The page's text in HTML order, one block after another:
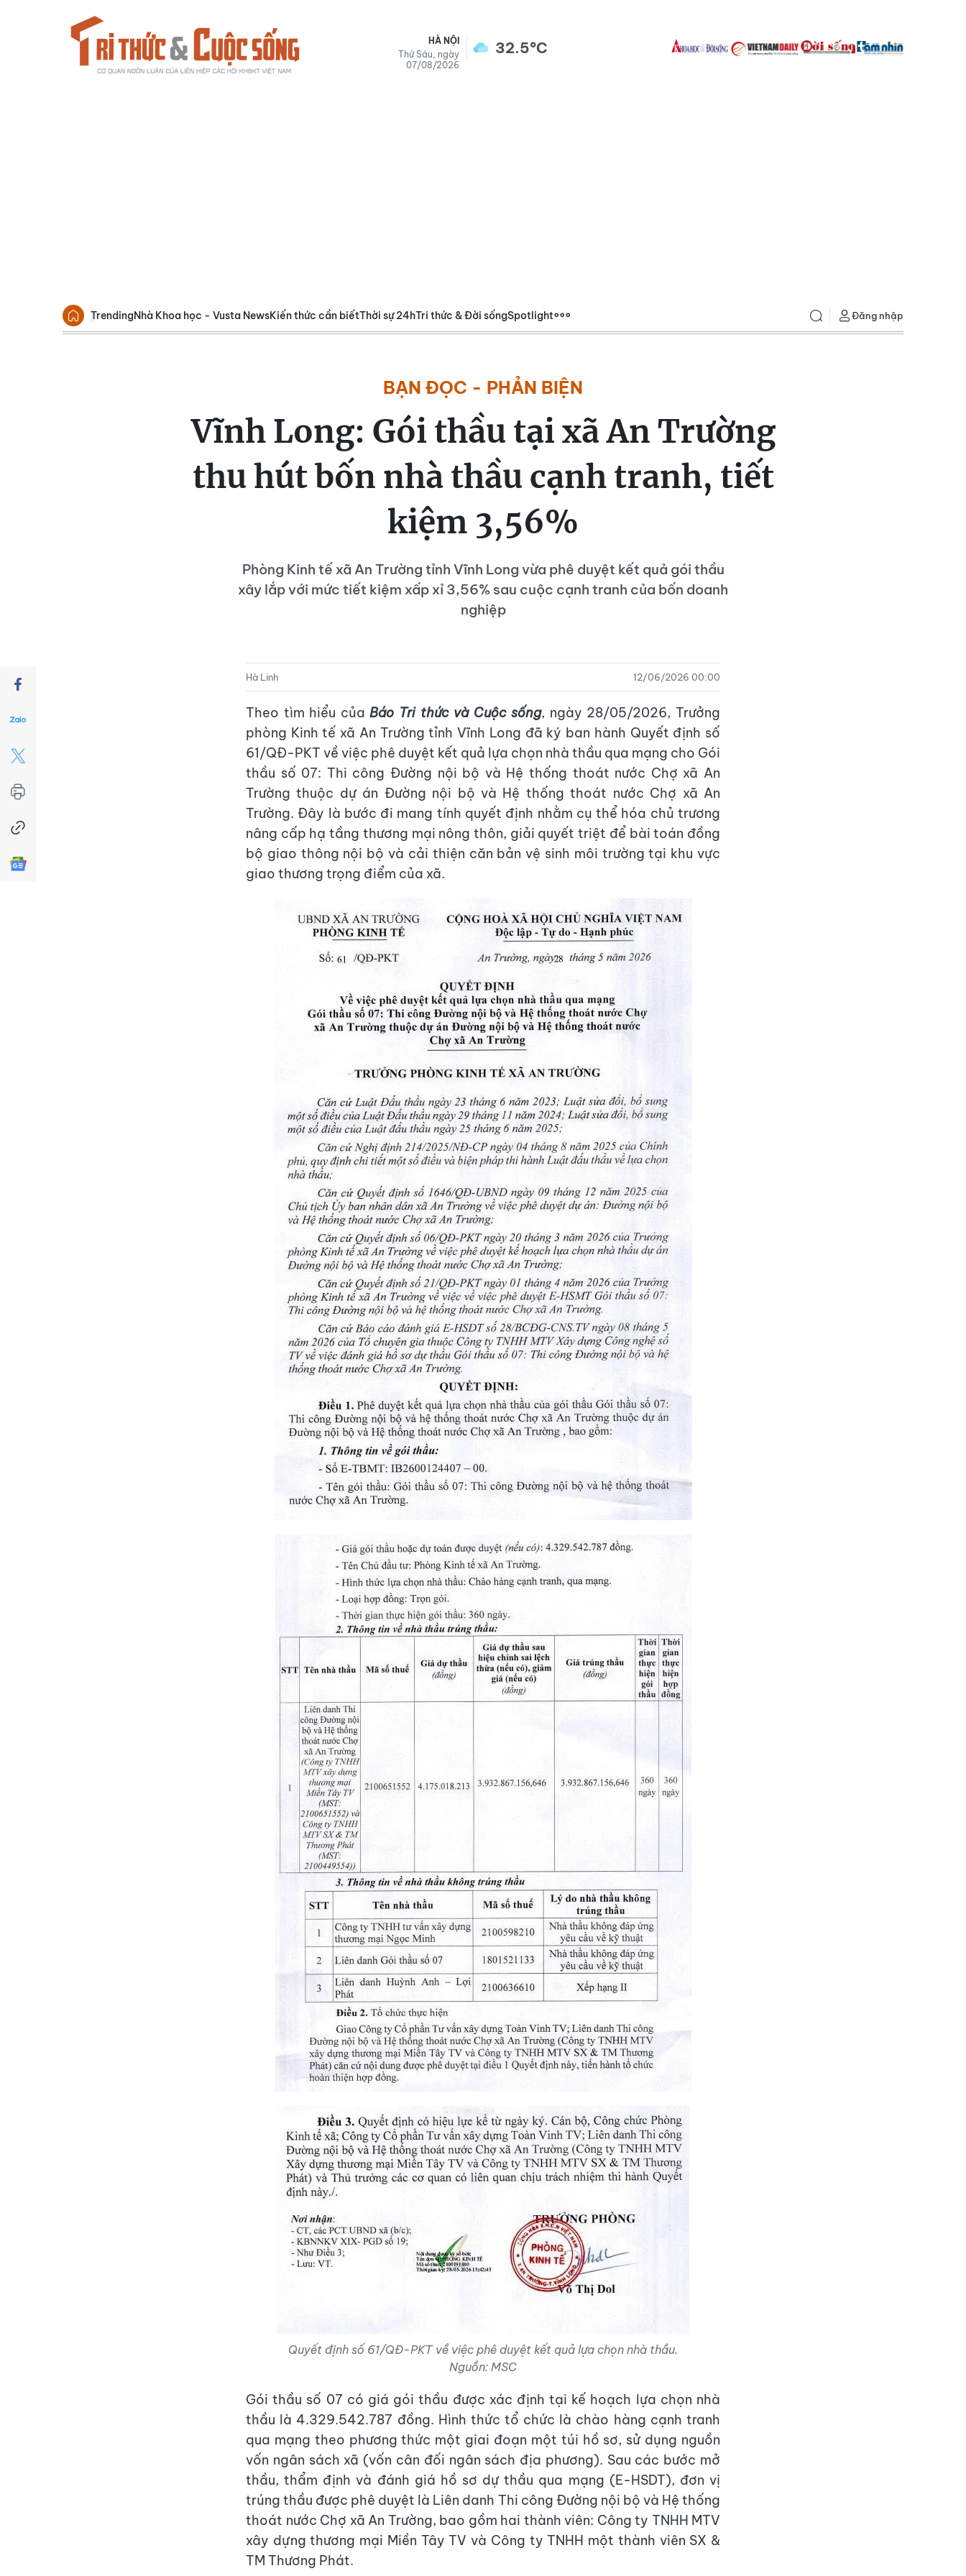
HÀ NỘI
Thứ Sáu, ngày
07/08/2026
32.5°C
TrendingNhà Khoa học - Vusta NewsKiến thức cần biếtThời sự 24hTri thức & Đời sốngSpotlight Đăng nhập
BẠN ĐỌC - PHẢN BIỆN
Vĩnh Long: Gói thầu tại xã An Trường
thu hút bốn nhà thầu cạnh tranh, tiết
kiệm 3,56%
Phòng Kinh tế xã An Trường tỉnh Vĩnh Long vừa phê duyệt kết quả gói thầu
xây lắp với mức tiết kiệm xấp xỉ 3,56% sau cuộc cạnh tranh của bốn doanh
nghiệp
Hà Linh 12/06/2026 00:00
Theo tìm hiểu củaBáo Tri thức và Cuộc sống, ngày 28/05/2026, Trưởng
phòng Kinh tế xã An Trường tỉnh Vĩnh Long đã ký ban hành Quyết định số
61/QĐ-PKT về việc phê duyệt kết quả lựa chọn nhà thầu qua mạng cho Gói
thầu số 07: Thi công Đường nội bộ và Hệ thống thoát nước Chợ xã An
Trường thuộc dự án Đường nội bộ và Hệ thống thoát nước Chợ xã An
Trường. Đây là bước đi mang tính quyết định nhằm cụ thể hóa chủ trương
nâng cấp hạ tầng thương mại nông thôn, giải quyết triệt để bài toán đồng
bộ giao thông nội bộ và cải thiện căn bản vệ sinh môi trường tại khu vực
giao thương trọng điểm của xã.
Quyết định số 61/QĐ-PKT về việc phê duyệt kết quả lựa chọn nhà thầu.
Nguồn: MSC
Gói thầu số 07 có giá gói thầu được xác định tại kế hoạch lựa chọn nhà
thầu là 4.329.542.787 đồng. Hình thức tổ chức là chào hàng cạnh tranh
qua mạng theo phương thức một giai đoạn một túi hồ sơ, sử dụng nguồn
vốn ngân sách xã (vốn cân đối ngân sách địa phương). Sau các bước mở
thầu, thẩm định và đánh giá hồ sơ dự thầu qua mạng (E-HSDT), đơn vị
trúng thầu được phê duyệt là Liên danh Thi công Đường nội bộ và Hệ thống
thoát nước Chợ xã An Trường, bao gồm hai thành viên: Công ty TNHH MTV
xây dựng thương mại Miền Tây TV và Công ty TNHH một thành viên SX &
TM Thương Phát.